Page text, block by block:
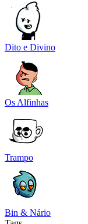
Dito e Divino
Os Alfinhas
Trampo
Bin & Nário